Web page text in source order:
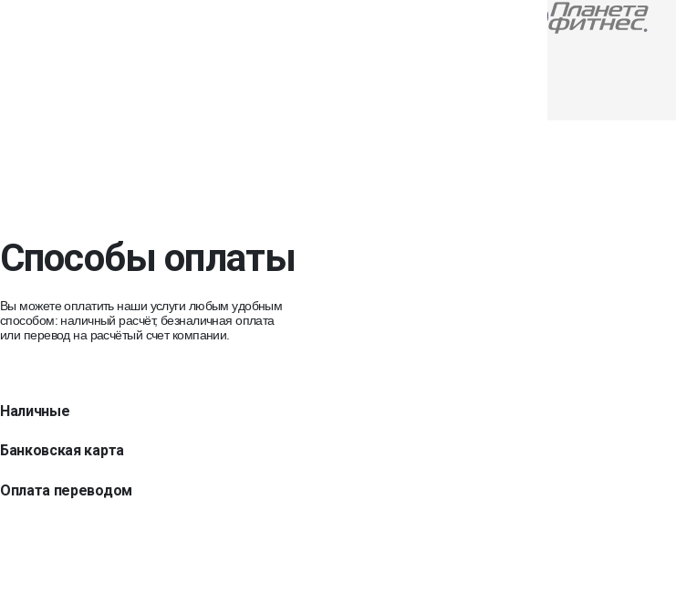
Способы оплаты
Вы можете оплатить наши услуги любым удобным
способом: наличный расчёт, безналичная оплата
или перевод на расчётый счет компании.
Наличные
Банковская карта
Оплата переводом